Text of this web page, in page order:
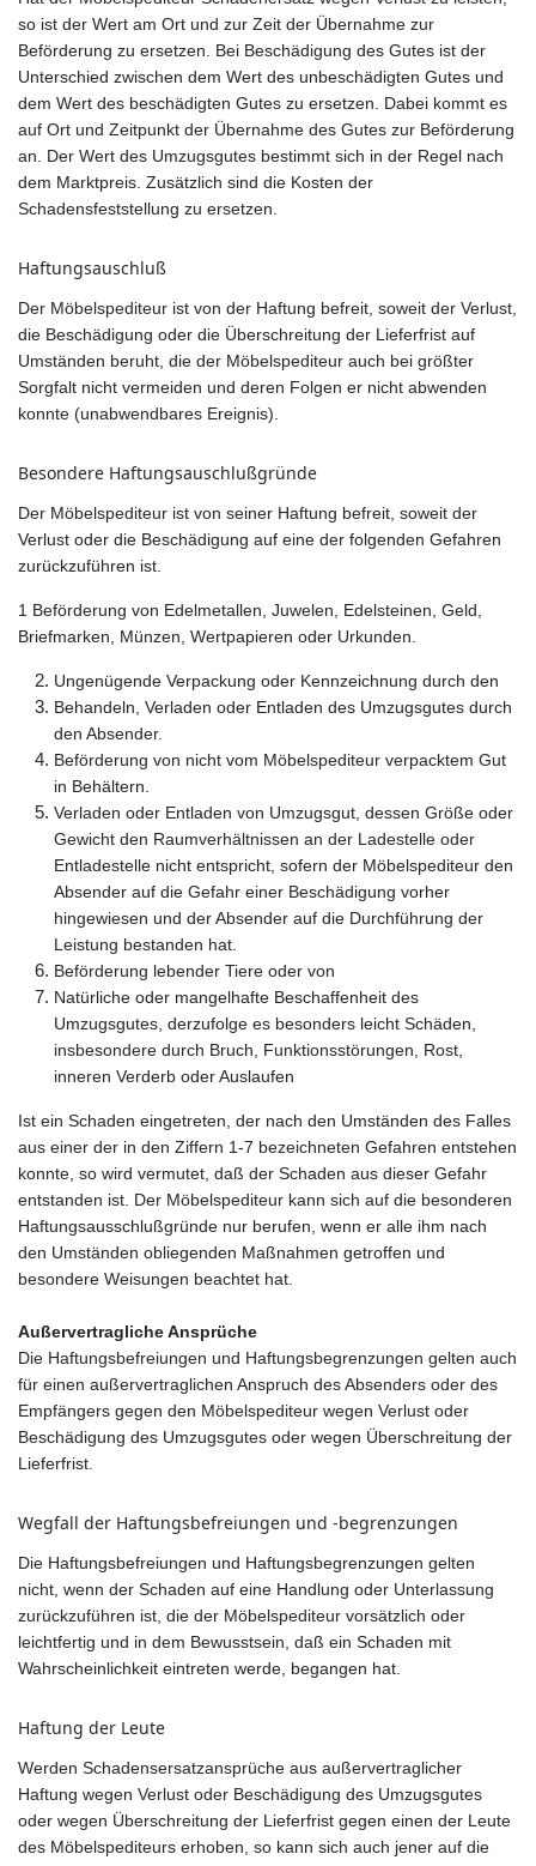
so ist der Wert am Ort und zur Zeit der Übernahme zur
Beförderung zu ersetzen. Bei Beschädigung des Gutes ist der
Unterschied zwischen dem Wert des unbeschädigten Gutes und
dem Wert des beschädigten Gutes zu ersetzen. Dabei kommt es
auf Ort und Zeitpunkt der Übernahme des Gutes zur Beförderung
an. Der Wert des Umzugsgutes bestimmt sich in der Regel nach
dem Marktpreis. Zusätzlich sind die Kosten der
Schadensfeststellung zu ersetzen.
Haftungsauschluß
Der Möbelspediteur ist von der Haftung befreit, soweit der Verlust,
die Beschädigung oder die Überschreitung der Lieferfrist auf
Umständen beruht, die der Möbelspediteur auch bei größter
Sorgfalt nicht vermeiden und deren Folgen er nicht abwenden
konnte (unabwendbares Ereignis).
Besondere Haftungsauschlußgründe
Der Möbelspediteur ist von seiner Haftung befreit, soweit der
Verlust oder die Beschädigung auf eine der folgenden Gefahren
zurückzuführen ist.
1 Beförderung von Edelmetallen, Juwelen, Edelsteinen, Geld,
Briefmarken, Münzen, Wertpapieren oder Urkunden.
Ungenügende Verpackung oder Kennzeichnung durch den
Behandeln, Verladen oder Entladen des Umzugsgutes durch
den Absender.
Beförderung von nicht vom Möbelspediteur verpacktem Gut
in Behältern.
Verladen oder Entladen von Umzugsgut, dessen Größe oder
Gewicht den Raumverhältnissen an der Ladestelle oder
Entladestelle nicht entspricht, sofern der Möbelspediteur den
Absender auf die Gefahr einer Beschädigung vorher
hingewiesen und der Absender auf die Durchführung der
Leistung bestanden hat.
Beförderung lebender Tiere oder von
Natürliche oder mangelhafte Beschaffenheit des
Umzugsgutes, derzufolge es besonders leicht Schäden,
insbesondere durch Bruch, Funktionsstörungen, Rost,
inneren Verderb oder Auslaufen
Ist ein Schaden eingetreten, der nach den Umständen des Falles
aus einer der in den Ziffern 1-7 bezeichneten Gefahren entstehen
konnte, so wird vermutet, daß der Schaden aus dieser Gefahr
entstanden ist. Der Möbelspediteur kann sich auf die besonderen
Haftungsausschlußgründe nur berufen, wenn er alle ihm nach
den Umständen obliegenden Maßnahmen getroffen und
besondere Weisungen beachtet hat.
Außervertragliche Ansprüche
Die Haftungsbefreiungen und Haftungsbegrenzungen gelten auch
für einen außervertraglichen Anspruch des Absenders oder des
Empfängers gegen den Möbelspediteur wegen Verlust oder
Beschädigung des Umzugsgutes oder wegen Überschreitung der
Lieferfrist.
Wegfall der Haftungsbefreiungen und -begrenzungen
Die Haftungsbefreiungen und Haftungsbegrenzungen gelten
nicht, wenn der Schaden auf eine Handlung oder Unterlassung
zurückzuführen ist, die der Möbelspediteur vorsätzlich oder
leichtfertig und in dem Bewusstsein, daß ein Schaden mit
Wahrscheinlichkeit eintreten werde, begangen hat.
Haftung der Leute
Werden Schadensersatzansprüche aus außervertraglicher
Haftung wegen Verlust oder Beschädigung des Umzugsgutes
oder wegen Überschreitung der Lieferfrist gegen einen der Leute
des Möbelspediteurs erhoben, so kann sich auch jener auf die